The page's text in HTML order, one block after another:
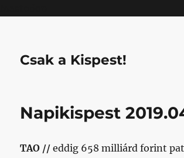
Csak a Kispest!
Napikispest
TAO // eddig 658 milliárd forint